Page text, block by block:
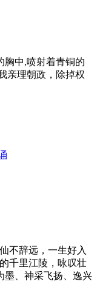
胸中,喷射着青铜的
亲理朝政，除掉权
不辞远，一生好入
千里江陵，咏叹壮
墨、神采飞扬、逸兴